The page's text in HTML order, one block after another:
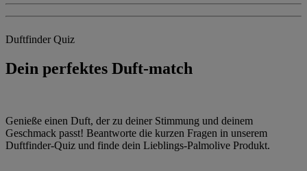
Duftfinder Quiz
Dein perfektes Duft-match
Genieße einen Duft, der zu deiner Stimmung und deinem
Geschmack passt! Beantworte die kurzen Fragen in unserem
Duftfinder-Quiz und finde dein Lieblings-Palmolive Produkt.